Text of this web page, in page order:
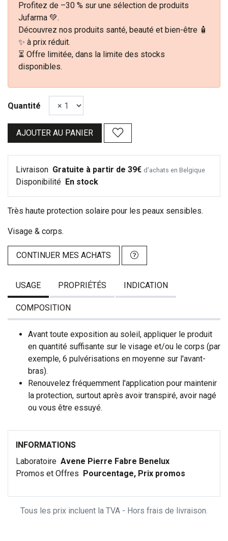
Profitez de –30 % sur une sélection de produits
Jufarma 💚.
Découvrez nos produits santé, beauté et bien-être 🧴
✨ à prix réduit.
⏳ Offre limitée, dans la limite des stocks
disponibles.
Quantité
AJOUTER AU PANIER
Livraison Gratuite à partir de 39€ d’achats en Belgique
Disponibilité En stock
Très haute protection solaire pour les peaux sensibles.
Visage & corps.
CONTINUER MES ACHATS
USAGE PROPRIÉTÉS INDICATION
COMPOSITION
Avant toute exposition au soleil, appliquer le produit
en quantité suffisante sur le visage et/ou le corps (par
exemple, 6 pulvérisations en moyenne sur l'avant-
bras).
Renouvelez fréquemment l'application pour maintenir
la protection, surtout après avoir transpiré, avoir nagé
ou vous être essuyé.
INFORMATIONS
Laboratoire Avene Pierre Fabre Benelux
Promos et Offres
Pourcentage, Prix promos
Tous les prix incluent la TVA - Hors frais de livraison.